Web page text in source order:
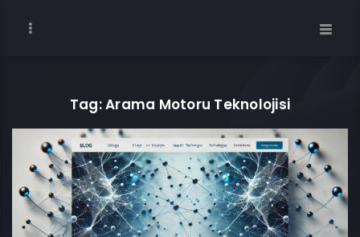
Tag: Arama Motoru Teknolojisi